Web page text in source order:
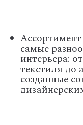
самые
интерьера:
текстиля до
созданные